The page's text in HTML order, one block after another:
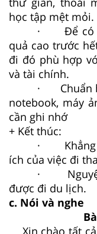
học tập mệt mỏi.
· Để có
quả cao trước
đi đó phù hợp
và tài chính.
· Chuẩn
notebook, máy
cần ghi nhớ
+ Kết thúc:
· Khẳng
ích của việc đi
·
được đi du lịch.
c. Nói và nghe
Xin chào tất